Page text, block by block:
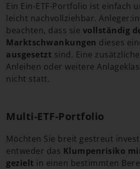
Ein Ein-ETF-Portfolio ist einfach
leicht nachvollziehbar.
beachten, dass sie vollständig
Marktschwankungen dieses
ausgesetzt sind. Eine
Anleihen oder weitere
nicht statt.
Multi-ETF-Portfolio
Möchten Sie breit gestreut
entweder das Klumpenrisiko
gezielt in einen bestimmten